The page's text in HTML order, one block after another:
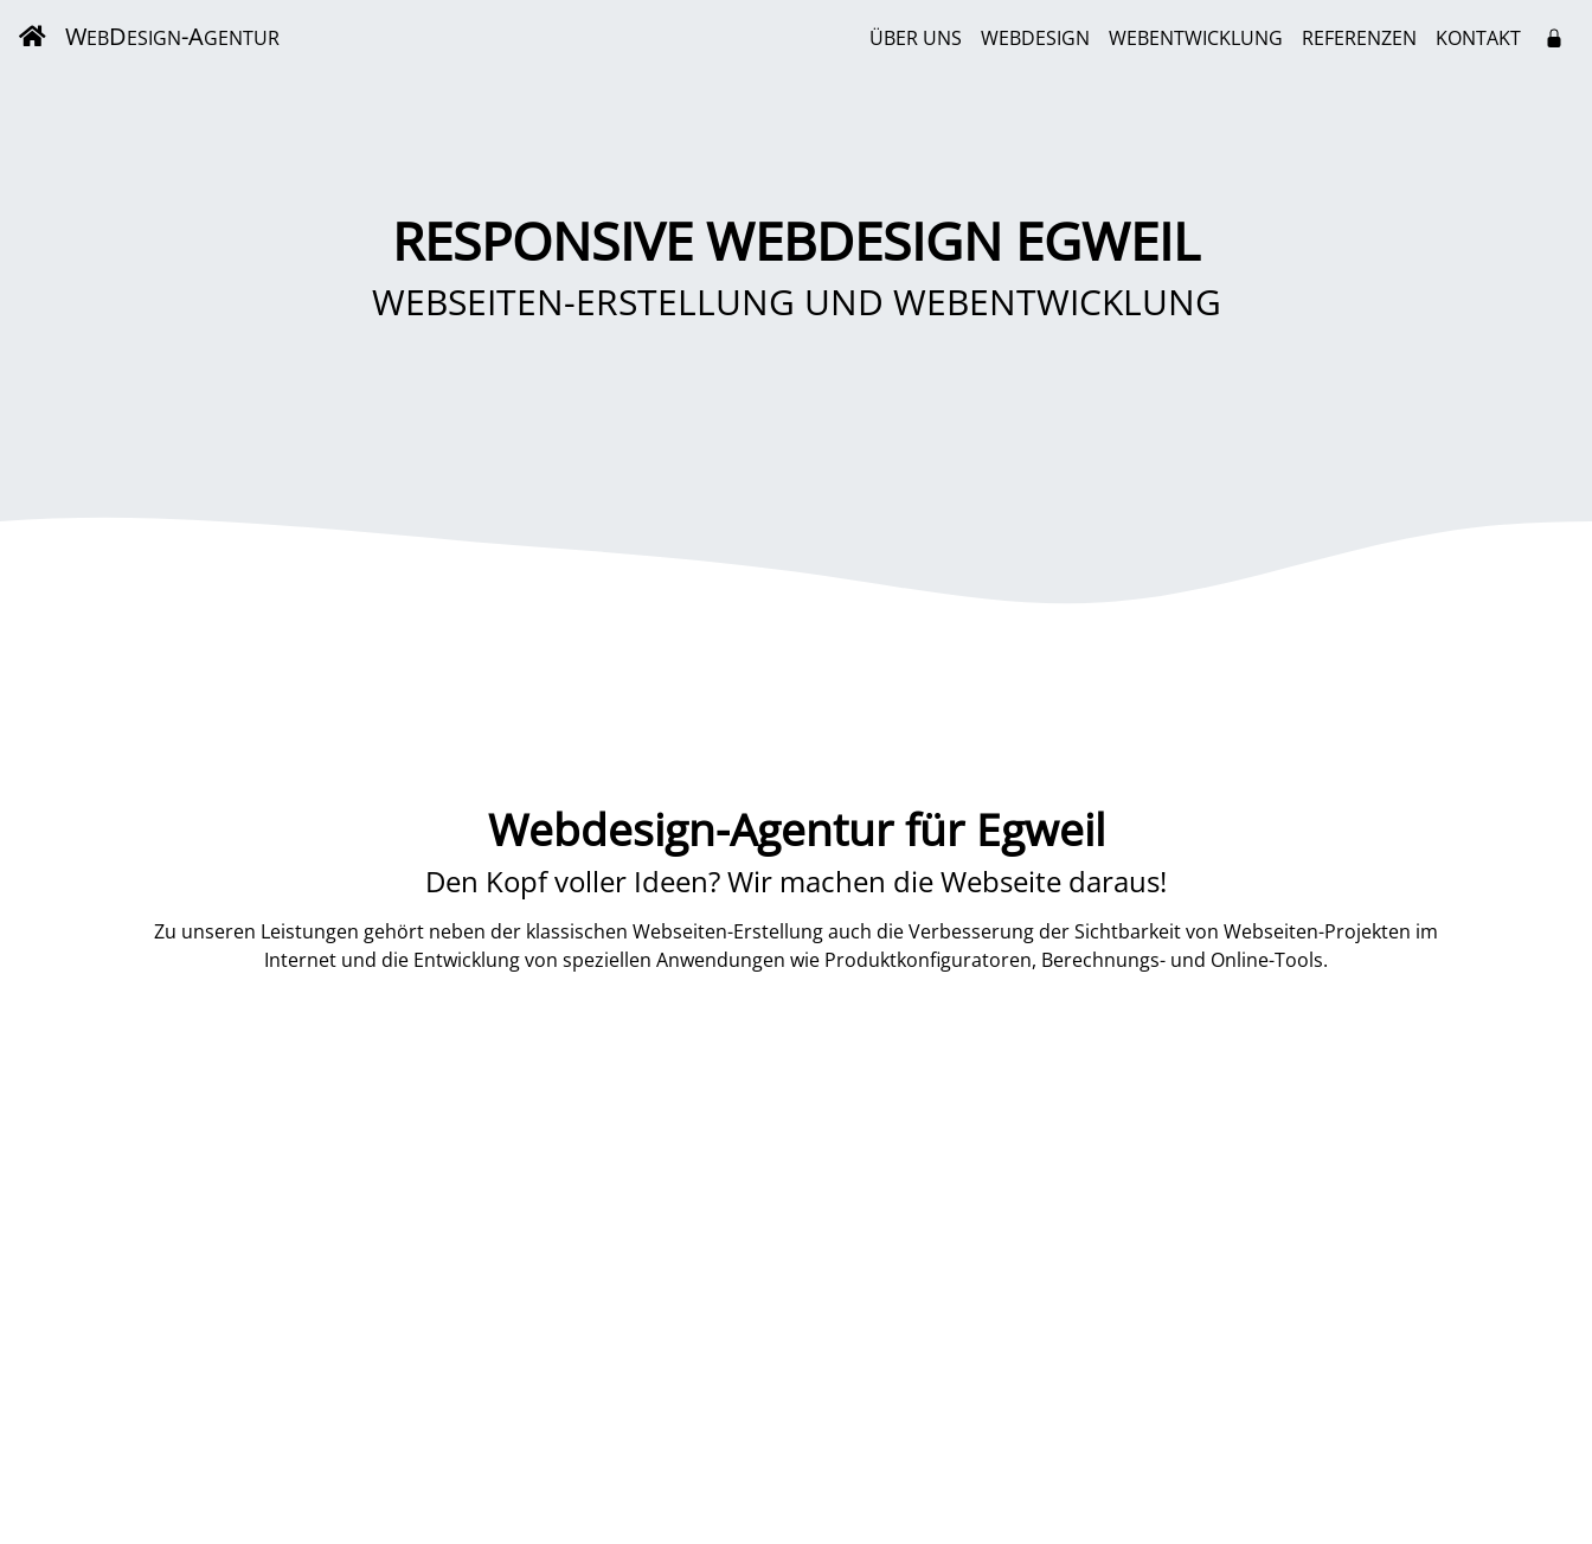
WEBDESIGN-AGENTUR ÜBER UNS WEBDESIGN WEBENTWICKLUNG REFERENZEN KONTAKT
RESPONSIVE WEBDESIGN EGWEIL
WEBSEITEN-ERSTELLUNG UND WEBENTWICKLUNG
Webdesign-Agentur für Egweil
Den Kopf voller Ideen? Wir machen die Webseite daraus!
Zu unseren Leistungen gehört neben der klassischen Webseiten-Erstellung auch die Verbesserung der Sichtbarkeit von Webseiten-Projekten im
Internet und die Entwicklung von speziellen Anwendungen wie Produktkonfiguratoren, Berechnungs- und Online-Tools.